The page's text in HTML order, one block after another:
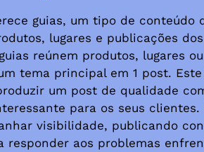
guias, um tipo de conteúdo
lugares e publicações
reúnem produtos, lugares
tema principal em 1 post.
um post de qualidade
para os seus clientes.
visibilidade, publicando
responder aos problemas